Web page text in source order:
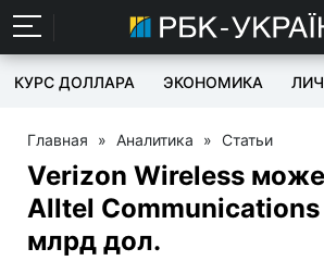
КУРС ДОЛЛАРА ЭКОНОМИКА
Главная » Аналитика » Статьи
Verizon Wireless
Alltel Communications
млрд дол.